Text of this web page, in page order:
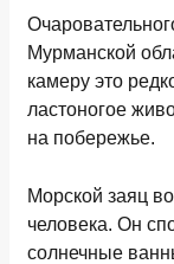
Мурманской
камеру это
ластоногое
на побережье.
Морской заяц
человека. Он
солнечные